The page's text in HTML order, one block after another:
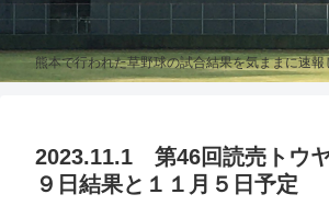
熊本で行われた草野球の試合結果を気ままに速報
2023.11.1 第46回読売トウ
９日結果と１１月５日予定